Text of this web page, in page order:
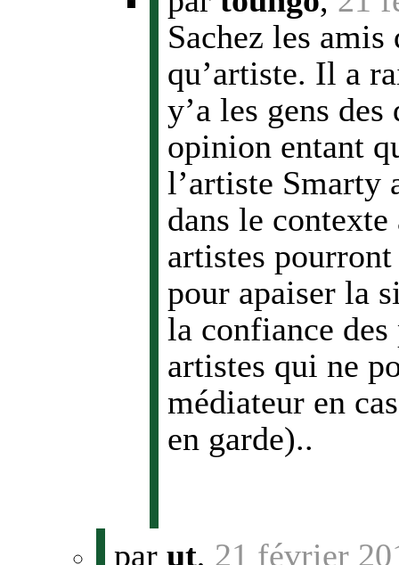
Sachez les
qu’artiste. Il a
y’a les gens
opinion entant
l’artiste Smarty
dans le
artistes
pour apaiser la
la confiance des
artistes qui ne
médiateur en
en garde)..
par ut, 21 février